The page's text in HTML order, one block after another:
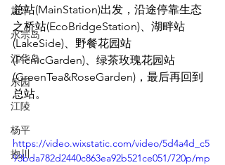
加平
永宗岛
江华岛
乐园
江陵
杨平
抱川
总站(MainStation)出发，沿途停靠生态
之桥站(EcoBridgeStation)、湖畔站
(LakeSide)、野餐花园站
(PicnicGarden)、绿茶玫瑰花园站
(GreenTea&RoseGarden)，最后再回到
总站。
https://video.wixstatic.com/video/5d4a4d_c5
93bda782d2440c863ea92b521ce051/720p/mp